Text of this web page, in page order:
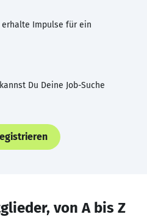
Impulse für ein
Du Deine Job-Suche
von A bis Z